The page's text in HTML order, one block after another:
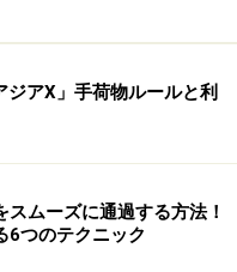
ジアX」手荷物ルールと利
スムーズに通過する方法！
6つのテクニック